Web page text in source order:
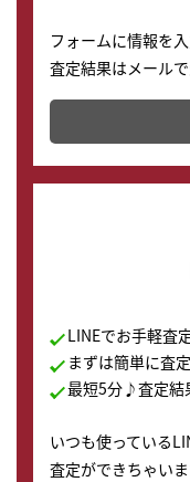
フォームに情報を
査定結果はメール
かります。
LINEでお手軽査
まずは簡単に査
最短5分♪査定結
いつも使っている
査定ができちゃい